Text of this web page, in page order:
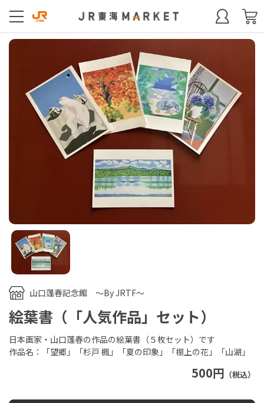
山口蓬春記念館 ～By JRTF～
絵葉書（「人気作品」セット）
500円 （税込）
日本画家・山口蓬春の作品の絵葉書（５枚セット）です
作品名：「望郷」「杉戸 楓」「夏の印象」「榻上の花」「山湖」